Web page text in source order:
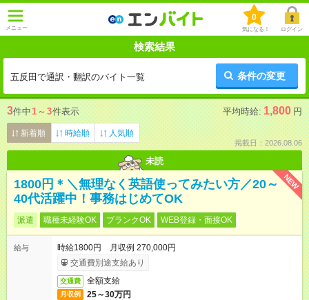
メニュー
0
気になる！ ログイン
検索結果
五反田で通訳・翻訳のバイト一覧 条件の変更
3件中1 ～ 3件表示 平均時給: 1,800 円
新着順 時給順 人気順
掲載日：2026.08.06
未読
NEW
1800円＊＼無理なく英語使ってみたい方／20～
40代活躍中！事務はじめてOK
派遣 職種未経験OK ブランクOK WEB登録・面接OK
給与
時給1800円 月収例 270,000円
交通費別途支給あり
交通費 全額支給
月収例 25～30万円